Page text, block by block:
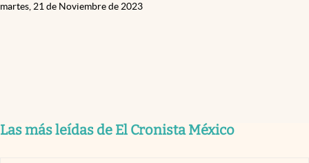
martes, 21 de Noviembre de 2023
Las más leídas de El Cronista México